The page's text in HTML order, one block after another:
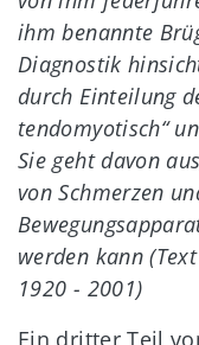
ihm benannte
Diagnostik
durch Einteilung
tendomyotisch“
Sie geht davon
von Schmerzen
werden kann
1920 - 2001)
Ein dritter Teil